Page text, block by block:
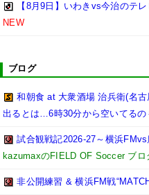
【8月9日】いわきvs今治のテ
NEW
ブログ
和朝食 at 大衆酒場 治兵衛(名
出るとは…6時30分から空いてる
試合観戦記2026-27～横浜
kazumaxのFIELD OF Soccer ブロ
非公開練習 & 横浜FM戦